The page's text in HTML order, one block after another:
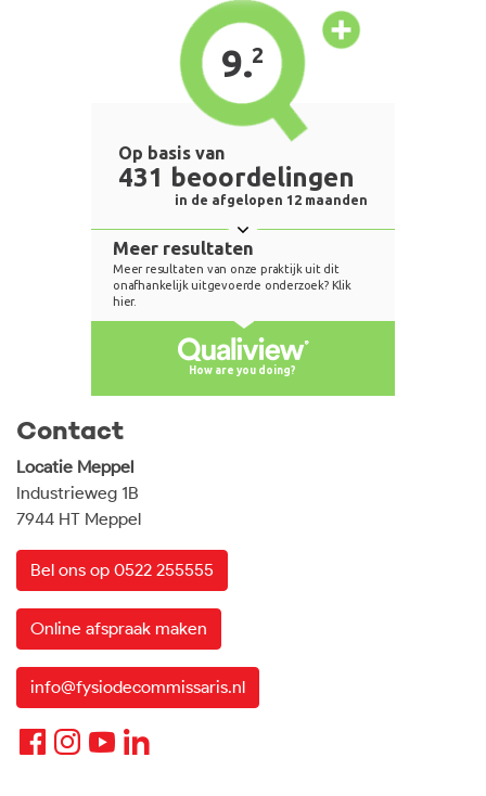
Contact
Locatie Meppel
Industrieweg 1B
7944 HT Meppel
Bel ons op 0522 255555
Online afspraak maken
info@fysiodecommissaris.nl